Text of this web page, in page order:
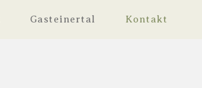
Gasteinertal Kontakt